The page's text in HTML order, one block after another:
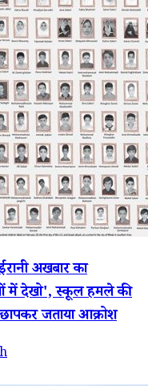
अखबार का
देखो', स्कूल हमले की
जताया आक्रोश